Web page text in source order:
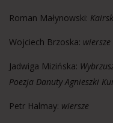
Roman Małynowski:
Wojciech Brzoska: wiersze
Jadwiga Mizińska:
Poezja Danuty Agnieszki
Petr Halmay: wiersze